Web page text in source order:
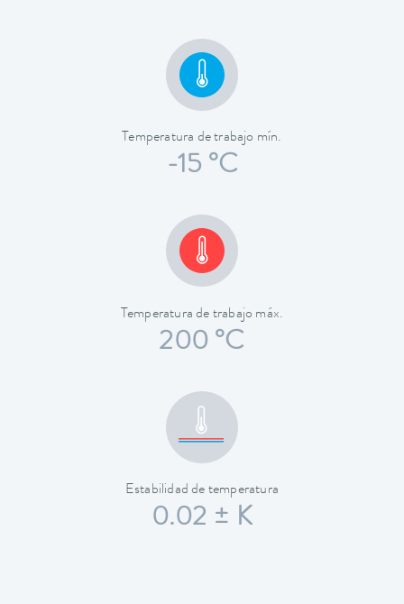
Temperatura de trabajo mín.
-15 °C
Temperatura de trabajo máx.
200 °C
Estabilidad de temperatura
0.02 ± K